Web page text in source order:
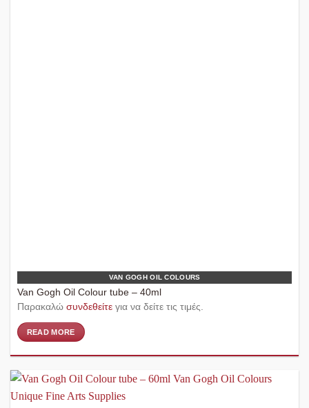
VAN GOGH OIL COLOURS
Van Gogh Oil Colour tube – 40ml
Παρακαλώ συνδεθείτεγια να δείτε τις τιμές.
READ MORE